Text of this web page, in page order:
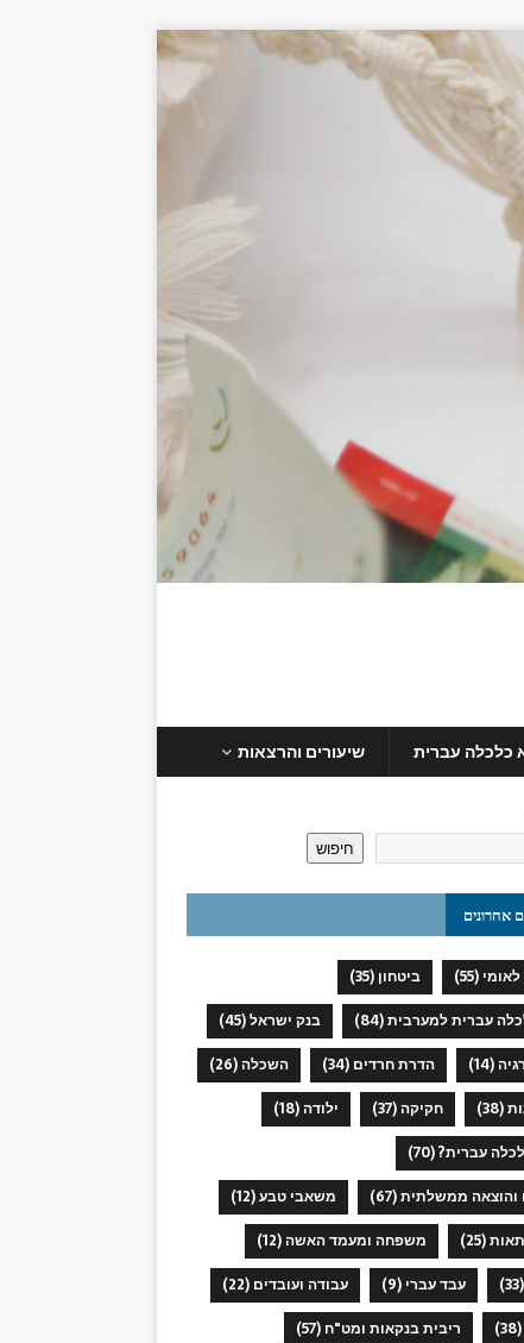
כלכלה עברית שיעורים והרצאות
חיפוש
אחרונים
(55) ביטחון (35)
עברית למערבית(84) בנק ישראל(45)
(14) הדרת חרדים (34) השכלה(26)
(38) חקיקה(37) ילודה(18)
עברית?(70)
והוצאה ממשלתית(67) משאבי טבע(12)
(25) משפחה ומעמד האשה(12)
(33) עבד עברי (9) עבודה ועובדים (22)
ריבית בנקאות ומט"ח (57)